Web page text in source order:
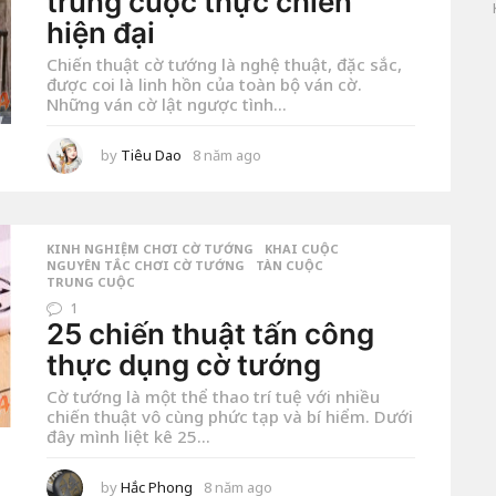
hiện đại
Chiến thuật cờ tướng là nghệ thuật, đặc sắc,
được coi là linh hồn của toàn bộ ván cờ.
Những ván cờ lật ngược tình...
by Tiêu Dao 8 năm ago
o
KINH NGHIỆM CHƠI CỜ TƯỚNG ,KHAI CUỘC
NGUYÊN TẮC CHƠI CỜ TƯỚNG
TÀN CUỘC
TRUNG CUỘC
1
25 chiến thuật tấn công
thực dụng cờ tướng
Cờ tướng là một thể thao trí tuệ với nhiều
chiến thuật vô cùng phức tạp và bí hiểm. Dưới
đây mình liệt kê 25...
byHắc Phong 8 năm ago